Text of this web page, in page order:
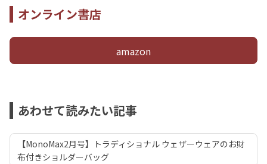
オンライン書店
amazon
あわせて読みたい記事
【MonoMax2月号】トラディショナル ウェザーウェアのお財
布付きショルダーバッグ